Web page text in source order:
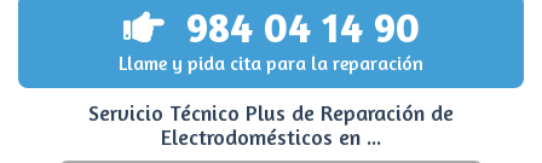
984 04 14 90
Llame y pida cita para la reparación
Servicio Técnico Plus de Reparación de
Electrodomésticos en ...